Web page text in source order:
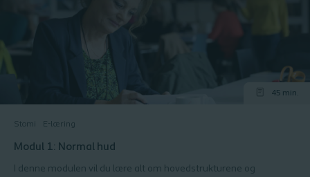
Stomi E-læring
45 min.
Modul 1: Normal hud
I denne modulen vil du lære alt om hovedstrukturene og